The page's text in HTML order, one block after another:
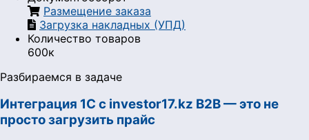
Размещение заказа
Загрузка накладных (УПД)
Количество товаров
600к
Разбираемся в задаче
Интеграция 1С с investor17.kz B2B — это не
просто загрузить прайс